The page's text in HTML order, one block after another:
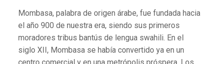
Mombasa, palabra de origen árabe, fue fundada hacia
el año 900 de nuestra era, siendo sus primeros
moradores tribus bantús de lengua swahili. En el
siglo XII, Mombasa se había convertido ya en un